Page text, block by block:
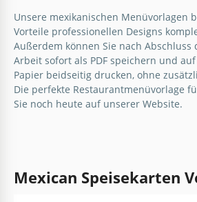
Stilvolle orangefarbene
fesselndes Design, das den Appetit
Unsere mexikanischen Menüvorlagen
Vorteile professionellen Designs
Außerdem können Sie nach
Arbeit sofort als PDF speichern und
Papier beidseitig drucken, ohne
Die perfekte Restaurantmenüvorlage
Sie noch heute auf unserer Website.
Mexican Speisekarten